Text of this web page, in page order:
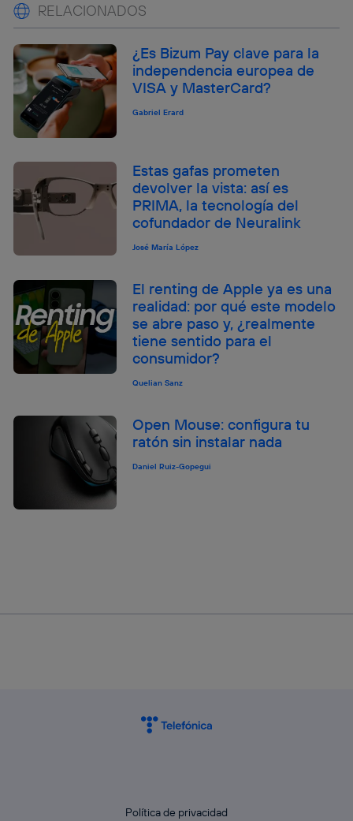
RELACIONADOS
¿Es Bizum Pay clave para la
independencia europea de
VISA y MasterCard?
Gabriel Erard
Estas gafas prometen
devolver la vista: así es
PRIMA, la tecnología del
cofundador de Neuralink
José María López
El renting de Apple ya es una
realidad: por qué este modelo
se abre paso y, ¿realmente
tiene sentido para el
consumidor?
Quelian Sanz
Open Mouse: configura tu
ratón sin instalar nada
Daniel Ruiz-Gopegui
Política de privacidad